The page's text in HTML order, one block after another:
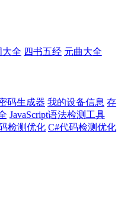
大全 四书五经 元曲大全
码生成器 我的设备信息 存
JavaScript语法检测工具
检测优化 C#代码检测优化